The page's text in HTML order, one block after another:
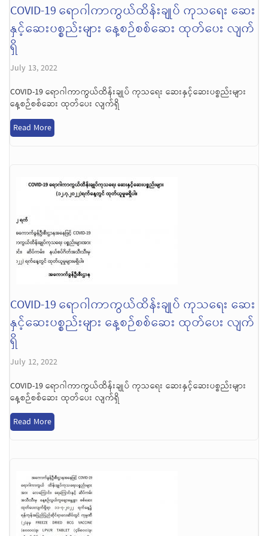
COVID-19 ရောဂါကာကွယ်ထိန်းချုပ် ကုသရေး ဆေး
နှင့်ဆေးပစ္စည်းများ နေ့စဉ်စစ်ဆေး ထုတ်ပေး လျက်
ရှိ
July 13, 2022
COVID-19 ရောဂါကာကွယ်ထိန်းချုပ် ကုသရေး ဆေးနှင့်ဆေးပစ္စည်းများ
နေ့စဉ်စစ်ဆေး ထုတ်ပေး လျက်ရှိ
Read More
COVID-19 ရောဂါကာကွယ်ထိန်းချုပ် ကုသရေး ဆေး
နှင့်ဆေးပစ္စည်းများ နေ့စဉ်စစ်ဆေး ထုတ်ပေး လျက်
ရှိ
July 12, 2022
COVID-19 ရောဂါကာကွယ်ထိန်းချုပ် ကုသရေး ဆေးနှင့်ဆေးပစ္စည်းများ
နေ့စဉ်စစ်ဆေး ထုတ်ပေး လျက်ရှိ
Read More